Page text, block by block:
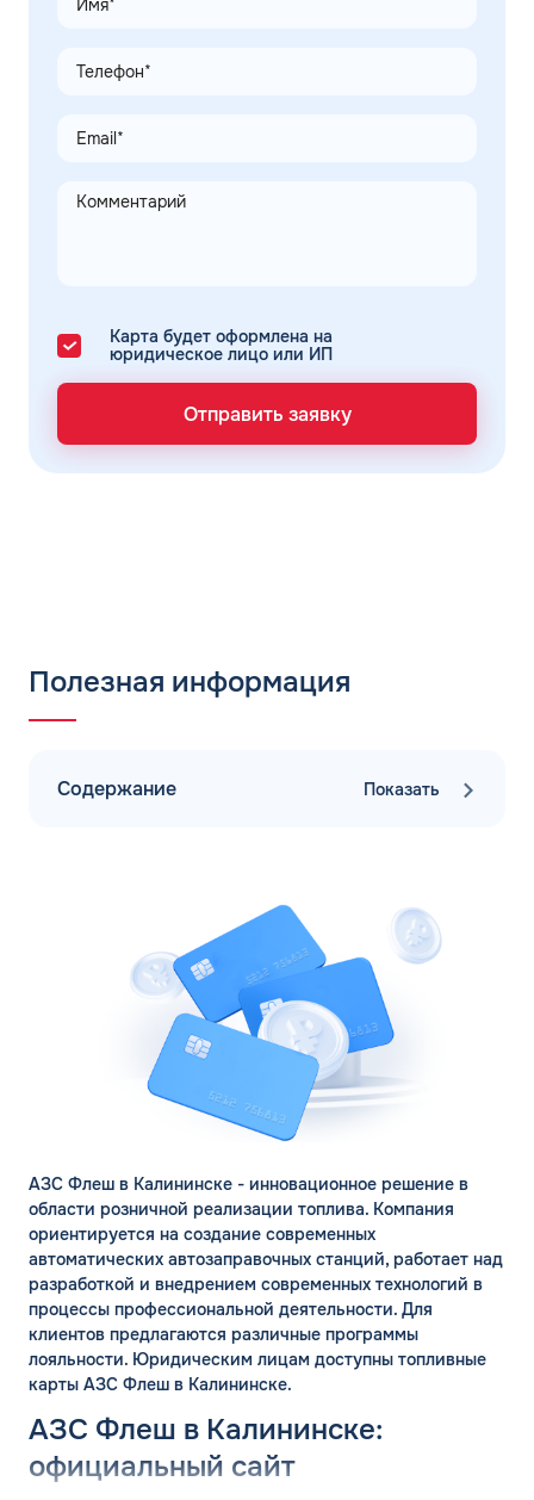
Карта будет оформлена на
юридическое лицо или ИП
Отправить заявку
Полезная информация
Содержание Показать
АЗС Флеш в Калининске - инновационное решение в
области розничной реализации топлива. Компания
ориентируется на создание современных
автоматических автозаправочных станций, работает над
разработкой и внедрением современных технологий в
процессы профессиональной деятельности. Для
клиентов предлагаются различные программы
лояльности. Юридическим лицам доступны топливные
карты АЗС Флеш в Калининске.
АЗС Флеш в Калининске:
официальный сайт